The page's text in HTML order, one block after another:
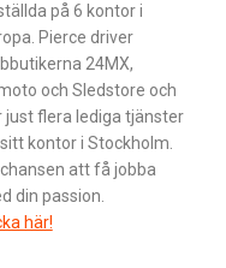
på 6 kontor i
Pierce driver
24MX,
och Sledstore och
just flera lediga tjänster
kontor i Stockholm.
att få jobba
din passion.
här!